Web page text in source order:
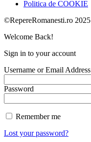
Politica de COOKIE
©RepereRomanesti.ro 2025
Welcome Back!
Sign in to your account
Username or Email Address
Password
Remember me
Lost your password?